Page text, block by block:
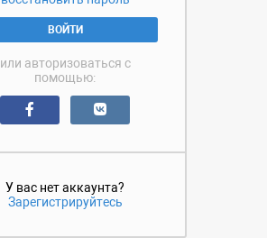
ВОЙТИ
или авторизоваться с
помощью:
У вас нет аккаунта?
Зарегистрируйтесь